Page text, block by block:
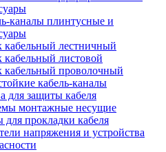
каналы плинтусные и
кабельный лестничный
кабельный листовой
кабельный проволочный
кабель-каналы
для защиты кабеля
монтажные несущие
для прокладки кабеля
напряжения и устройства